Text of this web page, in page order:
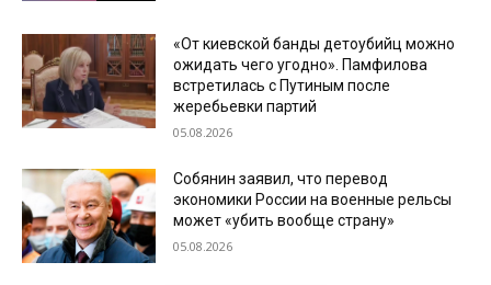
«От киевской банды детоубийц можно
ожидать чего угодно». Памфилова
встретилась с Путиным после
жеребьевки партий
05.08.2026
Собянин заявил, что перевод
экономики России на военные рельсы
может «убить вообще страну»
05.08.2026